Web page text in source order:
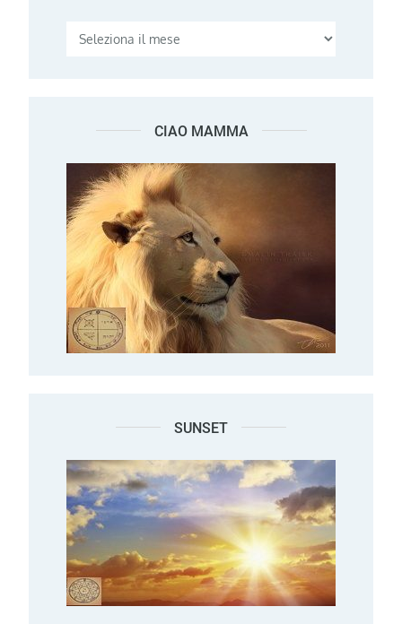
CIAO MAMMA
SUNSET